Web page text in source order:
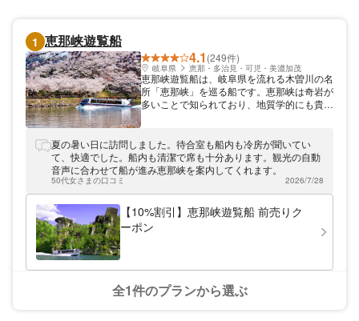
1 恵那峡遊覧船
4.1 (249件)
岐阜県 恵那・多治見・可児・美濃加茂
恵那峡遊覧船は、岐阜県を流れる木曽川の名
所「恵那峡」を巡る船です。恵那峡は奇岩が
多いことで知られており、地質学的にも貴重
岩」、鍛冶や金属加工を行う際に用いる作業
台「金床」に似ている「金床岩」、威風堂々
とした佇まいが見るものを魅了する「獅子
岩」、まるで屏風のような形をしている「屏
風岩」、うまい具合に岩が積み重なっている
「品の字岩」などがあります。恵那峡遊覧船
は、川の上からそれら奇岩を見られることは
もちろん、四季折々の恵那峡を肌で感じられ
います。恵那峡遊覧船乗り場へは、中央自動
車道「恵那IC」から車で約10分です。 アソ
ビューでは、恵那峡遊覧船のお得なクーポン
夏の暑い日に訪問しました。待合室も船内も冷房が聞いてい
て、快適でした。船内も清潔で席も十分あります。観光の自動
音声に合わせて船が進み恵那峡を案内してくれます。
50代女さまの口コミ 2026/7/28
【10%割引】恵那峡遊覧船 前売りク
ーポン
全1件のプランから選ぶ